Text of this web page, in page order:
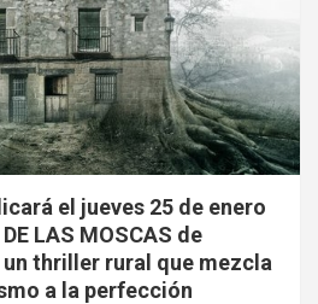
el jueves 25 de enero
LAS MOSCAS de
thriller rural que mezcla
a la perfección